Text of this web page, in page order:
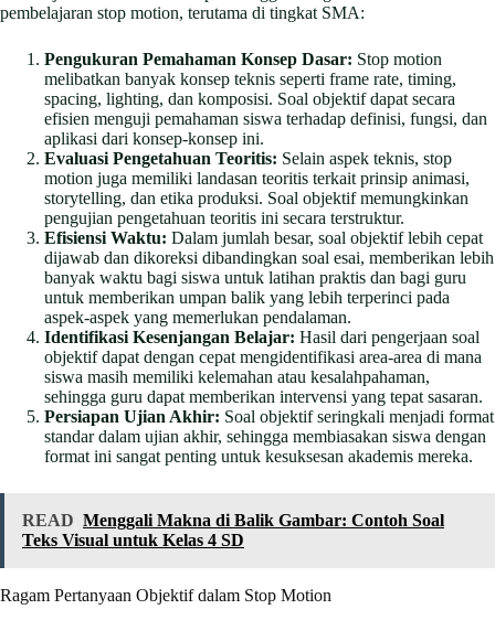
pembelajaran stop motion, terutama di tingkat SMA:
Pengukuran Pemahaman Konsep Dasar: Stop motion
melibatkan banyak konsep teknis seperti frame rate, timing,
spacing, lighting, dan komposisi. Soal objektif dapat secara
efisien menguji pemahaman siswa terhadap definisi, fungsi, dan
aplikasi dari konsep-konsep ini.
Evaluasi Pengetahuan Teoritis: Selain aspek teknis, stop
motion juga memiliki landasan teoritis terkait prinsip animasi,
storytelling, dan etika produksi. Soal objektif memungkinkan
pengujian pengetahuan teoritis ini secara terstruktur.
Efisiensi Waktu: Dalam jumlah besar, soal objektif lebih cepat
dijawab dan dikoreksi dibandingkan soal esai, memberikan lebih
banyak waktu bagi siswa untuk latihan praktis dan bagi guru
untuk memberikan umpan balik yang lebih terperinci pada
aspek-aspek yang memerlukan pendalaman.
Identifikasi Kesenjangan Belajar: Hasil dari pengerjaan soal
objektif dapat dengan cepat mengidentifikasi area-area di mana
siswa masih memiliki kelemahan atau kesalahpahaman,
sehingga guru dapat memberikan intervensi yang tepat sasaran.
Persiapan Ujian Akhir: Soal objektif seringkali menjadi format
standar dalam ujian akhir, sehingga membiasakan siswa dengan
format ini sangat penting untuk kesuksesan akademis mereka.
READ Menggali Makna di Balik Gambar: Contoh Soal
Teks Visual untuk Kelas 4 SD
Ragam Pertanyaan Objektif dalam Stop Motion